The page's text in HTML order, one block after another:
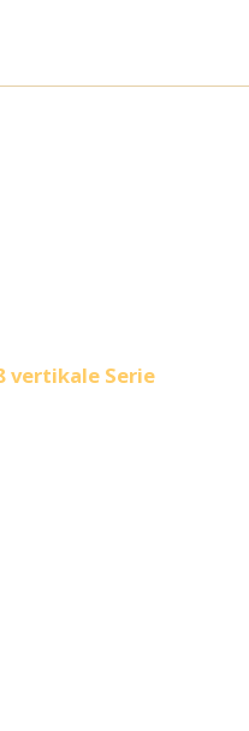
vertikale Serie